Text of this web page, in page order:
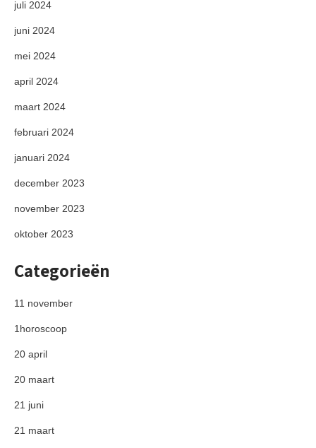
juli 2024
juni 2024
mei 2024
april 2024
maart 2024
februari 2024
januari 2024
december 2023
november 2023
oktober 2023
Categorieën
11 november
1horoscoop
20 april
20 maart
21 juni
21 maart